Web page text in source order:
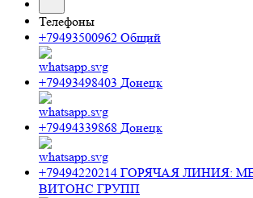
Телефоны
+79493500962 Общий
+79493498403 Донецк
+79494339868 Донецк
+79494220214 ГОРЯЧАЯ ЛИНИЯ:
ВИТОНС ГРУПП